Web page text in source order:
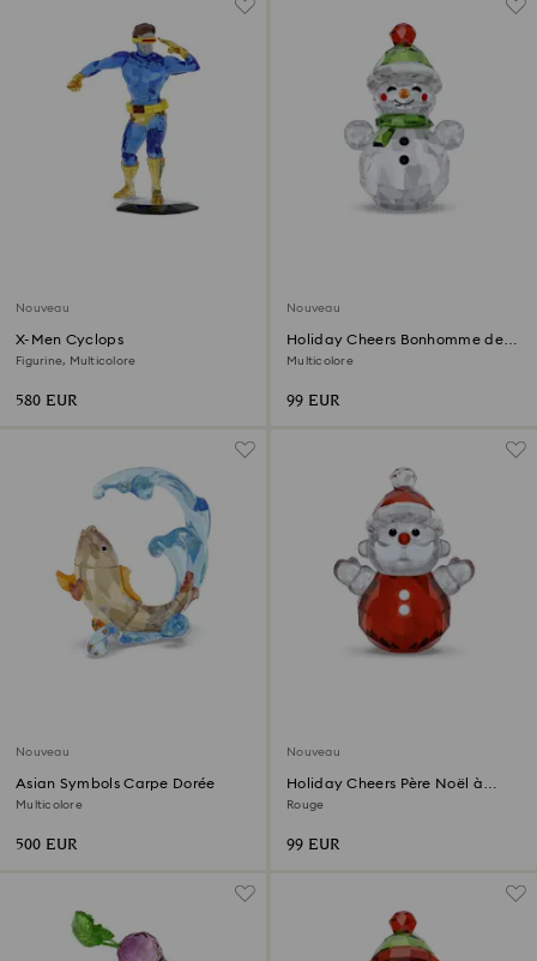
Nouveau
X-Men Cyclops
Figurine, Multicolore
580 EUR
Nouveau
Holiday Cheers Bonhomme de
Neige à bascule
Multicolore
99 EUR
Nouveau
Asian Symbols Carpe Dorée
Multicolore
500 EUR
Nouveau
Holiday Cheers Père Noël à
bascule
Rouge
99 EUR